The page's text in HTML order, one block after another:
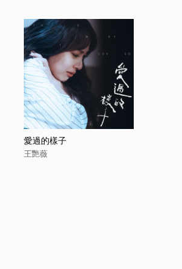
愛過的樣子
王艷薇